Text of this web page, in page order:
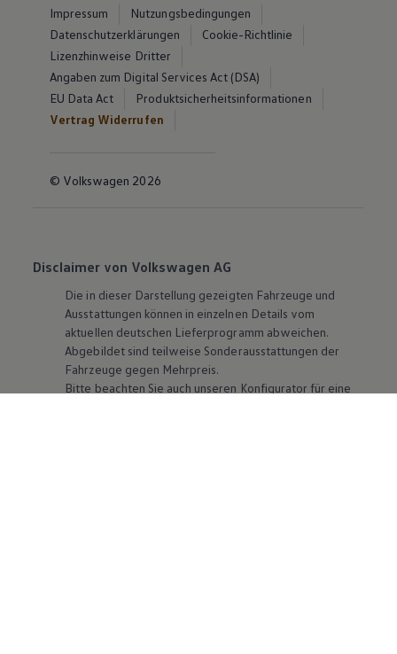
Impressum
Nutzungsbedingungen
Datenschutzerklärungen
Cookie-Richtlinie
Lizenzhinweise Dritter
Angaben zum Digital Services Act (DSA)
EU Data Act
Produktsicherheitsinformationen
Vertrag Widerrufen
© Volkswagen 2026
Disclaimer von Volkswagen AG
Die in dieser Darstellung gezeigten Fahrzeuge und
Ausstattungen können in einzelnen Details vom
aktuellen deutschen Lieferprogramm abweichen.
Abgebildet sind teilweise Sonderausstattungen der
Fahrzeuge gegen Mehrpreis.
Bitte beachten Sie auch unseren Konfigurator für eine